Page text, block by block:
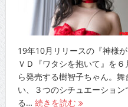
ＶＤ『ワタシを抱いて』を
ら発売する樹智子ちゃん。
い、３つのシチュエーショ
る…
続きを読む